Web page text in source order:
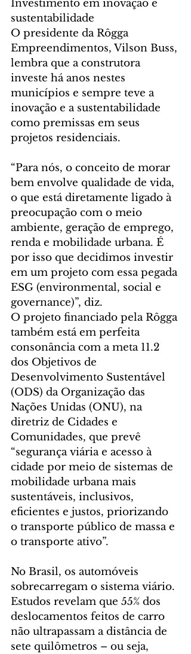
Investimento em inovação e
sustentabilidade
O presidente da Rôgga
Empreendimentos, Vilson Buss,
lembra que a construtora
investe há anos nestes
municípios e sempre teve a
inovação e a sustentabilidade
como premissas em seus
projetos residenciais.
“Para nós, o conceito de morar
bem envolve qualidade de vida,
o que está diretamente ligado à
preocupação com o meio
ambiente, geração de emprego,
renda e mobilidade urbana. É
por isso que decidimos investir
em um projeto com essa pegada
ESG (environmental, social e
governance)”, diz.
O projeto financiado pela Rôgga
também está em perfeita
consonância com a meta 11.2
dos Objetivos de
Desenvolvimento Sustentável
(ODS) da Organização das
Nações Unidas (ONU), na
diretriz de Cidades e
Comunidades, que prevê
“segurança viária e acesso à
cidade por meio de sistemas de
mobilidade urbana mais
sustentáveis, inclusivos,
eficientes e justos, priorizando
o transporte público de massa e
o transporte ativo”.
No Brasil, os automóveis
sobrecarregam o sistema viário.
Estudos revelam que 55% dos
deslocamentos feitos de carro
não ultrapassam a distância de
sete quilômetros – ou seja,